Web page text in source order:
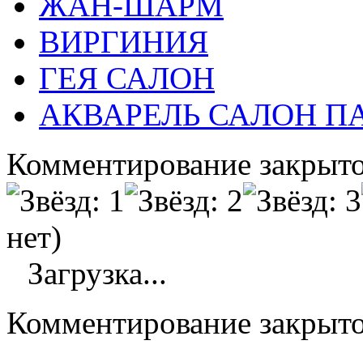
ВИРГИНИЯ
ГЕЯ САЛОН
АКВАРЕЛЬ САЛОН
Комментирование
нет)
Загрузка...
Комментирование